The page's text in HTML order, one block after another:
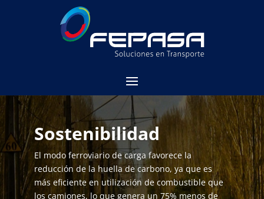
Sostenibilidad
El modo ferroviario de carga favorece la
reducción de la huella de carbono, ya que es
más eficiente en utilización de combustible que
los camiones, lo que genera un 75% menos de